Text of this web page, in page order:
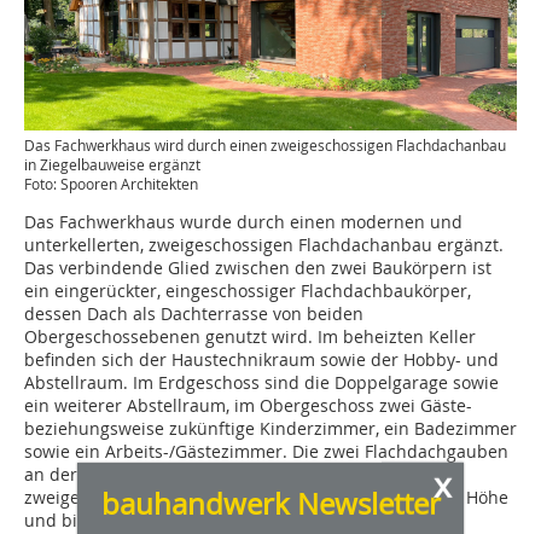
Das Fachwerkhaus wird durch einen zweigeschossigen Flachdachanbau
in Ziegelbauweise ergänzt
Foto: Spooren Architekten
Das Fachwerkhaus wurde durch einen modernen und
unterkellerten, zweigeschossigen Flachdachanbau ergänzt.
Das verbindende Glied zwischen den zwei Baukörpern ist
ein eingerückter, eingeschossiger Flachdachbaukörper,
dessen Dach als Dachterrasse von beiden
Obergeschossebenen genutzt wird. Im beheizten Keller
befinden sich der Haustechnikraum sowie der Hobby- und
Abstellraum. Im Erd­geschoss sind die Doppelgarage sowie
ein ­weiterer Abstellraum, im Obergeschoss zwei Gäste-
beziehungsweise zukünftige Kinderzimmer, ein Badezimmer
sowie ein Arbeits-/Gästezimmer. Die zwei Flachdachgauben
an der Ostseite des Fachwerk­gebäudes und der
zweigeschossige Anbau haben annähernd die gleiche Höhe
und bilden eine harmonische Einheit.
x
bauhandwerk Newsletter